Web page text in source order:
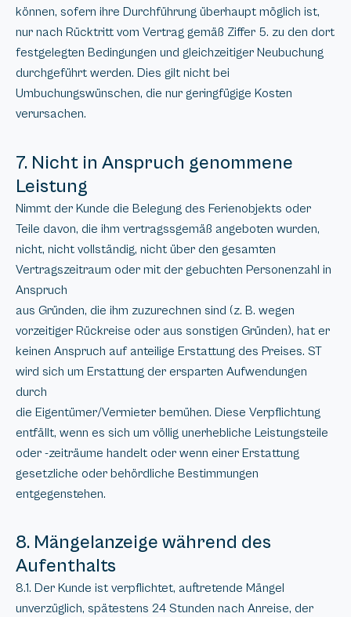
können, sofern ihre Durchführung überhaupt möglich ist,
nur nach Rücktritt vom Vertrag gemäß Ziffer 5. zu den dort
festgelegten Bedingungen und gleichzeitiger Neubuchung
durchgeführt werden. Dies gilt nicht bei
Umbuchungswünschen, die nur geringfügige Kosten
verursachen.
7. Nicht in Anspruch genommene
Leistung
Nimmt der Kunde die Belegung des Ferienobjekts oder
Teile davon, die ihm vertragssgemäß angeboten wurden,
nicht, nicht vollständig, nicht über den gesamten
Vertragszeitraum oder mit der gebuchten Personenzahl in
Anspruch
aus Gründen, die ihm zuzurechnen sind (z. B. wegen
vorzeitiger Rückreise oder aus sonstigen Gründen), hat er
keinen Anspruch auf anteilige Erstattung des Preises. ST
wird sich um Erstattung der ersparten Aufwendungen
durch
die Eigentümer/Vermieter bemühen. Diese Verpflichtung
entfällt, wenn es sich um völlig unerhebliche Leistungsteile
oder -zeiträume handelt oder wenn einer Erstattung
gesetzliche oder behördliche Bestimmungen
entgegenstehen.
8. Mängelanzeige während des
Aufenthalts
8.1. Der Kunde ist verpflichtet, auftretende Mängel
unverzüglich, spätestens 24 Stunden nach Anreise, der